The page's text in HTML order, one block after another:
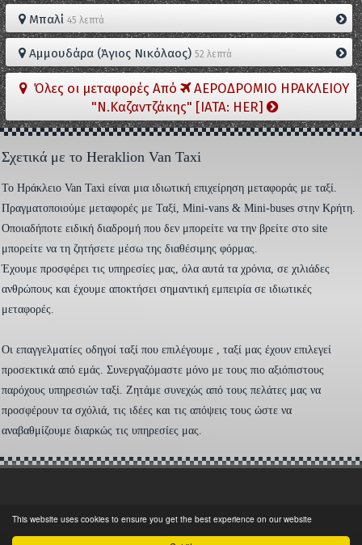
This website uses cookies to ensure you get the best experience on our website
Μπαλί 45 λεπτά
Αμμουδάρα (Άγιος Νικόλαος) 52 λεπτά
Όλες οι μεταφορές Από
ΑΕΡΟΔΡΟΜΙΟ ΗΡΑΚΛΕΙΟΥ
"Ν.Καζαντζάκης" [IATA: HER]
Σχετικά με το Heraklion Van Taxi
To Ηράκλειο Van Taxi είναι μια ιδιωτική επιχείρηση μεταφοράς με ταξί.
Πραγματοποιούμε μεταφορές με Ταξί, Mini-vans & Mini-buses στην Κρήτη.
Οποιαδήποτε ειδική διαδρομή που δεν μπορείτε να την βρείτε στο site
μπορείτε να τη ζητήσετε μέσω της διαθέσιμης φόρμας.
Έχουμε προσφέρει τις υπηρεσίες μας, όλα αυτά τα χρόνια, σε χιλιάδες
ανθρώπους και έχουμε αποκτήσει σημαντική εμπειρία σε ιδιωτικές
μεταφορές.
Οι επαγγελματίες οδηγοί ταξί που επιλέγουμε , ταξί μας έχουν επιλεγεί
προσεκτικά από εμάς. Συνεργαζόμαστε μόνο με τους πιο αξιόπιστους
παρόχους υπηρεσιών ταξί. Ζητάμε συνεχώς από τους πελάτες μας να
προσφέρουν τα σχόλιά, τις ιδέες και τις απόψεις τους ώστε να
αναβαθμίζουμε διαρκώς τις υπηρεσίες μας.